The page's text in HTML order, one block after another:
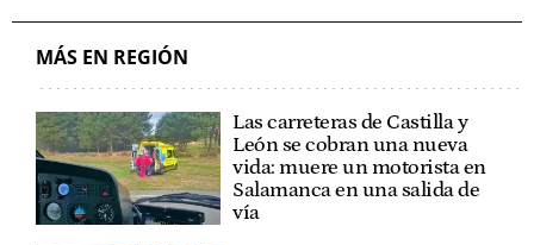
PARTIDO POPULAR DE CASTILLA Y LEÓN
POLÍTICA CASTILLA Y LEÓN
MÁS EN REGIÓN
Las carreteras de Castilla y
León se cobran una nueva
vida: muere un motorista en
Salamanca en una salida de
vía